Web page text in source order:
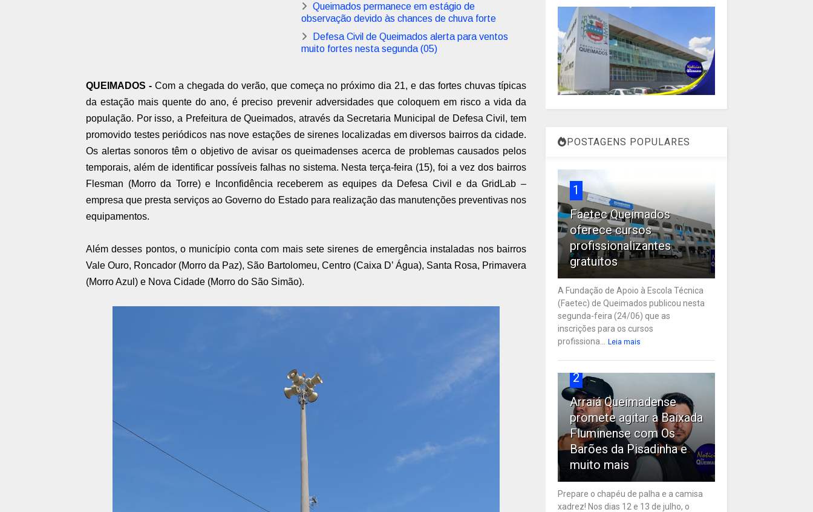
Queimados permanece em estágio de
observação devido às chances de chuva forte
Defesa Civil de Queimados alerta para ventos
muito fortes nesta segunda (05)
QUEIMADOS - Com a chegada do verão, que começa no próximo dia 21, e das fortes chuvas típicas
da estação mais quente do ano, é preciso prevenir adversidades que coloquem em risco a vida da
população. Por isso, a Prefeitura de Queimados, através da Secretaria Municipal de Defesa Civil, tem
promovido testes periódicos nas nove estações de sirenes localizadas em diversos bairros da cidade.
Os alertas sonoros têm o objetivo de avisar os queimadenses acerca de problemas causados pelos
temporais, além de identificar possíveis falhas no sistema. Nesta terça-feira (15), foi a vez dos bairros
Flesman (Morro da Torre) e Inconfidência receberem as equipes da Defesa Civil e da GridLab –
empresa que presta serviços ao Governo do Estado para realização das manutenções preventivas nos
equipamentos.
Além desses pontos, o município conta com mais sete sirenes de emergência instaladas nos bairros
Vale Ouro, Roncador (Morro da Paz), São Bartolomeu, Centro (Caixa D’ Água), Santa Rosa, Primavera
(Morro Azul) e Nova Cidade (Morro do São Simão).
POSTAGENS POPULARES
1
Faetec Queimados
oferece cursos
profissionalizantes
gratuitos
A Fundação de Apoio à Escola Técnica
(Faetec) de Queimados publicou nesta
segunda-feira (24/06) que as
inscrições para os cursos
profissiona...
Leia mais
2
Arraiá Queimadense
promete agitar a Baixada
Fluminense com Os
Barões da Pisadinha e
muito mais
Prepare o chapéu de palha e a camisa
xadrez! Nos dias 12 e 13 de julho, o